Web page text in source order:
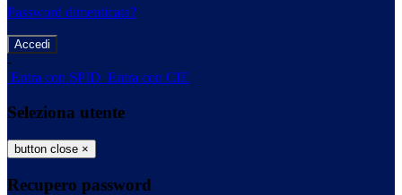
Password dimenticata?
-
Entra con SPID Entra con CIE
Seleziona utente
button close ×
Recupero password